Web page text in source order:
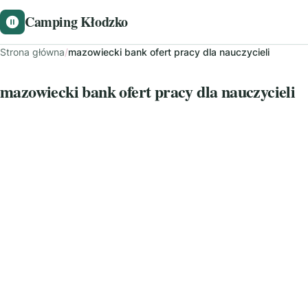
Camping Kłodzko
Strona główna/mazowiecki bank ofert pracy dla nauczycieli
mazowiecki bank ofert pracy dla nauczycieli